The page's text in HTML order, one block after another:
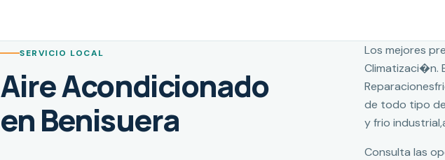
SERVICIO LOCAL
Aire Acondicionado
en Benisuera
Los mejores
Climatizaci�n.
de todo tipo
y frio
Consulta las